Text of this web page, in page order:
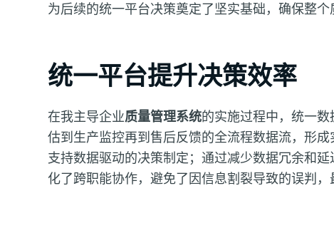
为后续的统一平台决策奠定了坚实基础，确保整个
统一平台提升决策效率
在我主导企业质量管理系统的实施过程中，统一
估到生产监控再到售后反馈的全流程数据流，形
支持数据驱动的决策制定；通过减少数据冗余和
化了跨职能协作，避免了因信息割裂导致的误判，